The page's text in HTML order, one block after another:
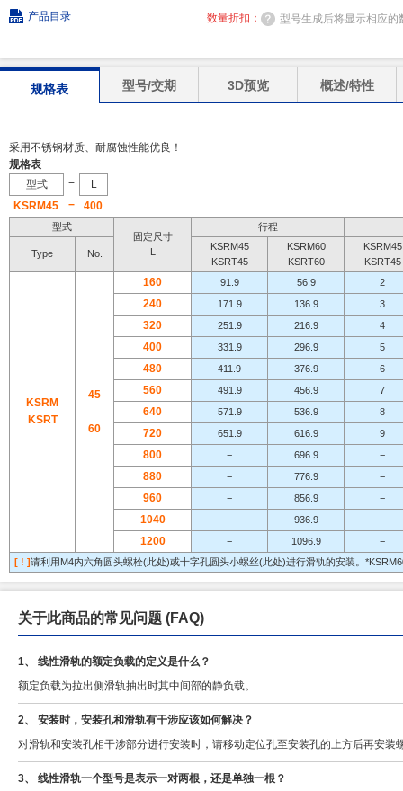
产品目录
数量折扣： 型号生成后将显示相应的
规格表 型号/交期 3D预览 概述/特性
采用不锈钢材质、耐腐蚀性能优良！
规格表
型式
−
L
KSRM45
− 400
型式
固定尺寸
L
行程
Type No.
KSRM45
KSRT45
KSRM60
KSRT60
KSRM45
KSRT45
KSRM
KSRT
45
60
160 91.9 56.9 2
240 171.9 136.9 3
320 251.9 216.9 4
400 331.9 296.9 5
480 411.9 376.9 6
560 491.9 456.9 7
640 571.9 536.9 8
720 651.9 616.9 9
800 − 696.9 −
880 − 776.9 −
960 − 856.9 −
1040 − 936.9 −
1200 − 1096.9
−
[ ! ]请利用M4内六角圆头螺栓(此处)或十字孔圆头小螺丝(此处)进行滑轨的安装。
关于此商品的常见问题 (FAQ)
1、 线性滑轨的额定负载的定义是什么？
额定负载为拉出侧滑轨抽出时其中间部的静负载。
2、 安装时，安装孔和滑轨有干涉应该如何解决？
对滑轨和安装孔相干涉部分进行安装时，请移动定位孔至安装孔的上方后再安装
3、 线性滑轨一个型号是表示一对两根，还是单独一根？